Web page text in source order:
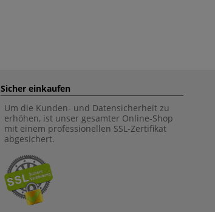
Sicher einkaufen
Um die Kunden- und Datensicherheit zu
erhöhen, ist unser gesamter Online-Shop
mit einem professionellen SSL-Zertifikat
abgesichert.